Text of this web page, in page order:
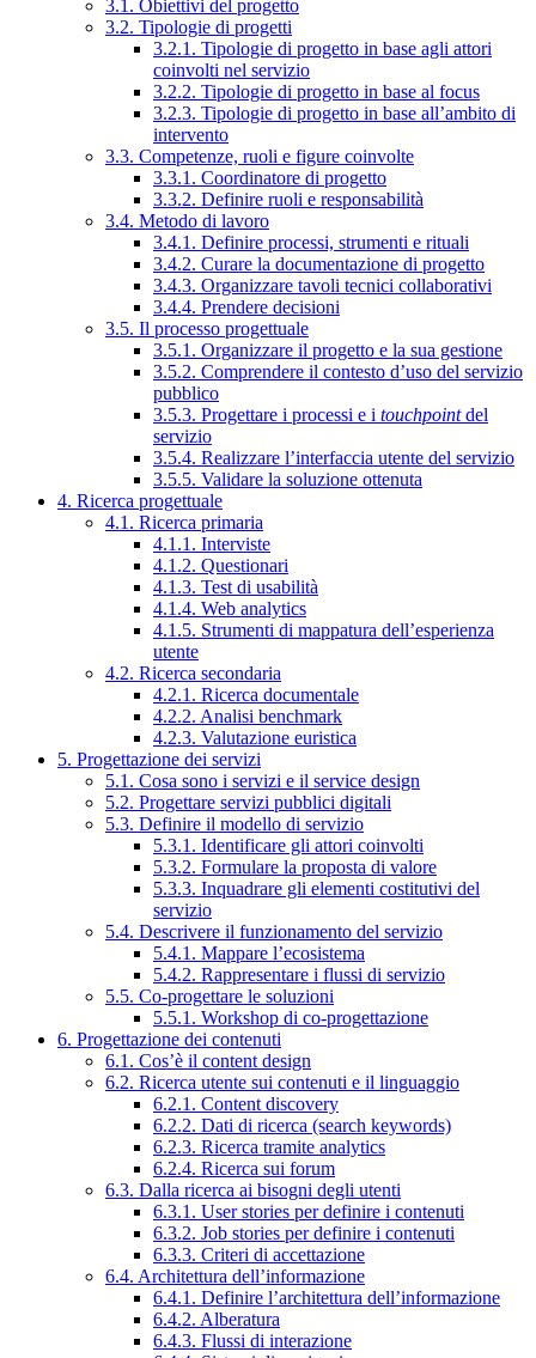
3.1. Obiettivi del progetto
3.2. Tipologie di progetti
3.2.1. Tipologie di progetto in base agli attori
coinvolti nel servizio
3.2.2. Tipologie di progetto in base al focus
3.2.3. Tipologie di progetto in base all’ambito di
intervento
3.3. Competenze, ruoli e figure coinvolte
3.3.1. Coordinatore di progetto
3.3.2. Definire ruoli e responsabilità
3.4. Metodo di lavoro
3.4.1. Definire processi, strumenti e rituali
3.4.2. Curare la documentazione di progetto
3.4.3. Organizzare tavoli tecnici collaborativi
3.4.4. Prendere decisioni
3.5. Il processo progettuale
3.5.1. Organizzare il progetto e la sua gestione
3.5.2. Comprendere il contesto d’uso del servizio
pubblico
3.5.3. Progettare i processi e i touchpointdel
servizio
3.5.4. Realizzare l’interfaccia utente del servizio
3.5.5. Validare la soluzione ottenuta
4. Ricerca progettuale
4.1. Ricerca primaria
4.1.1. Interviste
4.1.2. Questionari
4.1.3. Test di usabilità
4.1.4. Web analytics
4.1.5. Strumenti di mappatura dell’esperienza
utente
4.2. Ricerca secondaria
4.2.1. Ricerca documentale
4.2.2. Analisi benchmark
4.2.3. Valutazione euristica
5. Progettazione dei servizi
5.1. Cosa sono i servizi e il service design
5.2. Progettare servizi pubblici digitali
5.3. Definire il modello di servizio
5.3.1. Identificare gli attori coinvolti
5.3.2. Formulare la proposta di valore
5.3.3. Inquadrare gli elementi costitutivi del
servizio
5.4. Descrivere il funzionamento del servizio
5.4.1. Mappare l’ecosistema
5.4.2. Rappresentare i flussi di servizio
5.5. Co-progettare le soluzioni
5.5.1. Workshop di co-progettazione
6. Progettazione dei contenuti
6.1. Cos’è il content design
6.2. Ricerca utente sui contenuti e il linguaggio
6.2.1. Content discovery
6.2.2. Dati di ricerca (search keywords)
6.2.3. Ricerca tramite analytics
6.2.4. Ricerca sui forum
6.3. Dalla ricerca ai bisogni degli utenti
6.3.1. User stories per definire i contenuti
6.3.2. Job stories per definire i contenuti
6.3.3. Criteri di accettazione
6.4. Architettura dell’informazione
6.4.1. Definire l’architettura dell’informazione
6.4.2. Alberatura
6.4.3. Flussi di interazione